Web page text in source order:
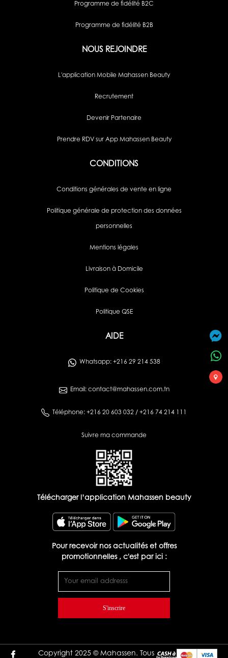
Programme de fidélité B2C
Programme de fidélité B2B
NOUS REJOINDRE
L'application Mobile Mahassen Beauty
Recrutement
Devenir Partenaire
Prendre RDV sur App Mahassen Beauty
CONDITIONS
Conditions générales de vente en ligne
Politique générale de protection des données
personnelles
Mentions légales
Livraison à Domicile
Politique de Cookies
Politique QSE
AIDE
Whatsapp: +216 29 214 538
Email: contact@mahassen.com.tn
Téléphone: +216 20 603 032 / +216 74 214 111
Suivre ma commande
Télécharger l’application Mahassen beauty
Pour recevoir nos actualités et offres
promotionnelles , c'est par ici :
S'inscrire
Copyright 2025 © Mahassen. Tous